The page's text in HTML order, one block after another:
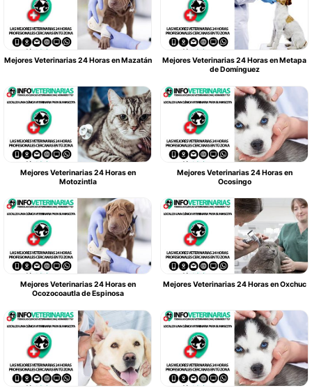
Mejores Veterinarias 24 Horas en Mazatán
Mejores Veterinarias 24 Horas en Metapa
de Domínguez
Mejores Veterinarias 24 Horas en
Motozintla
Mejores Veterinarias 24 Horas en
Ocosingo
Mejores Veterinarias 24 Horas en
Ocozocoautla de Espinosa
Mejores Veterinarias 24 Horas en Oxchuc